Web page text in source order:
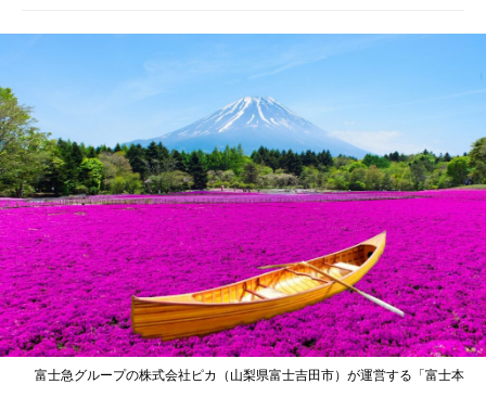
富士急グループの株式会社ピカ（山梨県富士吉田市）が運営する「富士本